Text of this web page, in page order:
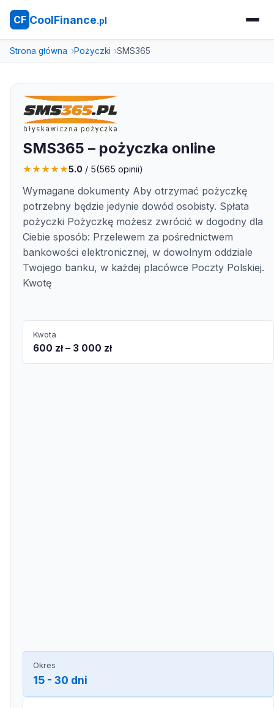
CF CoolFinance.pl
Strona główna Pożyczki SMS365
SMS365 – pożyczka online
★★★★★5.0 / 5(565 opinii)
Wymagane dokumenty Aby otrzymać pożyczkę
potrzebny będzie jedynie dowód osobisty. Spłata
pożyczki Pożyczkę możesz zwrócić w dogodny dla
Ciebie sposób: Przelewem za pośrednictwem
bankowości elektronicznej, w dowolnym oddziale
Twojego banku, w każdej placówce Poczty Polskiej.
Kwotę
Kwota
600 zł – 3 000 zł
Okres
15 - 30 dni